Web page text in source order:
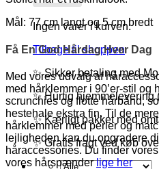
Ingen varer i kurven.
Tilbage til shoppen
✨ Sikker betaling med
✨ Hurtig hjemmelevering
✨ Kærligt pakket med
✨ Gratis fragt ved køb
Mål: 77 cm langt og 5 cm bredt
Få En God Hårdag Hver Dag
Med vores udvalg af
med hårklemmer i 90’er-stil og
scrunchies og flotte hårbånd,
hestehale ekstra fin. Til de
hårklemmer med perler og
lejligheden kan du opgradere
håraccessories. Du finder
vores hårspænderlige her